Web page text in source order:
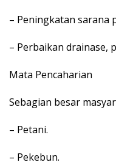
– Peningkatan sarana
– Perbaikan drainase,
Mata Pencaharian
Sebagian besar
– Petani.
– Pekebun.